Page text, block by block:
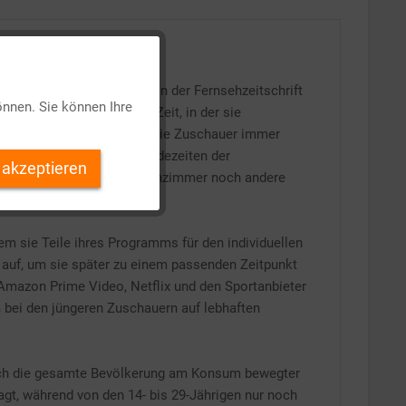
Programmen, wie sie in der Fernsehzeitschrift
TV-Sendungen zu der Zeit, in der sie
ein. Doch machen die Zuschauer immer
den vorgegebenen Sendezeiten der
Fernsehapparat im Wohnzimmer noch andere
sie Teile ihres Programms für den individuellen
um sie später zu einem passenden Zeitpunkt
Prime Video, Netflix und den Sportanbieter
den jüngeren Zuschauern auf lebhaften
die gesamte Bevölkerung am Konsum bewegter
während von den 14- bis 29-Jährigen nur noch
Inaktiv
Inaktiv
Inaktiv
Sie können Ihre